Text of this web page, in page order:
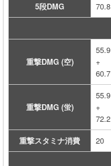
5段DMG
70.8
重撃DMG (空)
55.9
+
60.7
重撃DMG (蛍)
55.9
+
72.2
重撃スタミナ消費
20